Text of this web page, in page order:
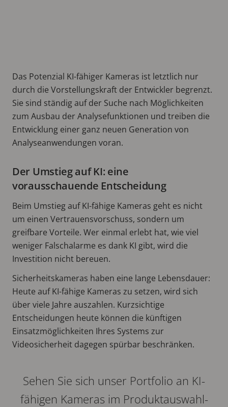
Das Potenzial KI-fähiger Kameras ist letztlich nur
durch die Vorstellungskraft der Entwickler begrenzt.
Sie sind ständig auf der Suche nach Möglichkeiten
zum Ausbau der Analysefunktionen und treiben die
Entwicklung einer ganz neuen Generation von
Analyseanwendungen voran.
Der Umstieg auf KI: eine
vorausschauende Entscheidung
Beim Umstieg auf KI-fähige Kameras geht es nicht
um einen Vertrauensvorschuss, sondern um
greifbare Vorteile. Wer einmal erlebt hat, wie viel
weniger Falschalarme es dank KI gibt, wird die
Investition nicht bereuen.
Sicherheitskameras haben eine lange Lebensdauer:
Heute auf KI-fähige Kameras zu setzen, wird sich
über viele Jahre auszahlen. Kurzsichtige
Entscheidungen heute können die künftigen
Einsatzmöglichkeiten Ihres Systems zur
Videosicherheit dagegen spürbar beschränken.
Sehen Sie sich unser Portfolio an KI-
fähigen Kameras im Produktauswahl-